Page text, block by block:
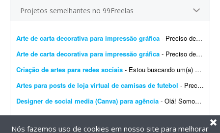
Projetos semelhantes no 99Freelas
Arte de carta decorativa para impressão gráfica - Preciso de um design para imprimir uma carta decorativa na gráfica. A arte deve ser editável em PDF, conforme exigido pela gráfica. Quero unir dois elementos: o lobo ficar&aac...
Arte de carta decorativa para impressão gráfica - Preciso de um design para imprimir uma carta decorativa na gráfica. A arte deve ser editável em PDF, conforme exigido pela gráfica. Quero unir dois elementos: o lobo no cart&a...
Criação de artes para redes sociais - Estou buscando um(a) designer para uma parceria de longo prazo na criação de artes para redes sociais. A demanda inicial será de: * 8 artes para o feed por mês; * Stori...
Artes para posts de loja virtual de camisas de futebol - Preciso de um designer disposto a se comprometer com um projeto de criação de artes para as postagens do perfil de uma loja virtual iniciante de camisas de futebol. O trabalho envolv...
Designer de social media (Canva) para agência - Olá! Somos da Bouquard Creative Marketing, uma agência de marketing e conteúdo, e estamos buscando um(a) designer gráfico(a) focado(a) em social media para estabelecer um...
Nós fazemos uso de cookies em nosso site para melhorar